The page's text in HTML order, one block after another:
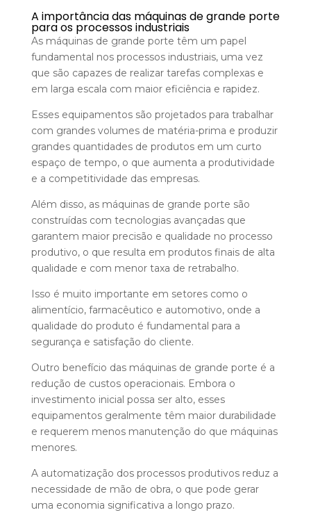
A importância das máquinas de grande porte
para os processos industriais
As máquinas de grande porte têm um papel
fundamental nos processos industriais, uma vez
que são capazes de realizar tarefas complexas e
em larga escala com maior eficiência e rapidez.
Esses equipamentos são projetados para trabalhar
com grandes volumes de matéria-prima e produzir
grandes quantidades de produtos em um curto
espaço de tempo, o que aumenta a produtividade
e a competitividade das empresas.
Além disso, as máquinas de grande porte são
construídas com tecnologias avançadas que
garantem maior precisão e qualidade no processo
produtivo, o que resulta em produtos finais de alta
qualidade e com menor taxa de retrabalho.
Isso é muito importante em setores como o
alimentício, farmacêutico e automotivo, onde a
qualidade do produto é fundamental para a
segurança e satisfação do cliente.
Outro benefício das máquinas de grande porte é a
redução de custos operacionais. Embora o
investimento inicial possa ser alto, esses
equipamentos geralmente têm maior durabilidade
e requerem menos manutenção do que máquinas
menores.
A automatização dos processos produtivos reduz a
necessidade de mão de obra, o que pode gerar
uma economia significativa a longo prazo.